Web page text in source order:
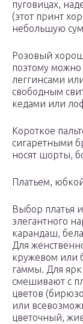
пуговицах,
(этот принт
небольшую
Розовый
поэтому можно
леггинсами
свободным
кедами или
Короткое
сигаретными
носят шорты,
Платьем,
Выбор платья
элегантного
карандаш,
Для
кружевом или
гаммы. Для
смешивают с
цветов
или
цветочный,